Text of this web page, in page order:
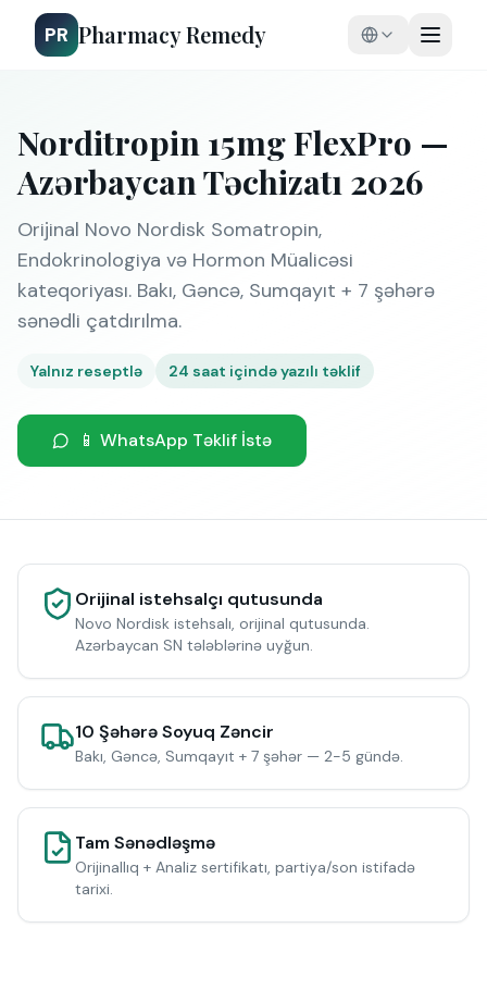
PR Pharmacy Remedy
Norditropin 15mg FlexPro —
Azərbaycan Təchizatı 2026
Orijinal Novo Nordisk Somatropin,
Endokrinologiya və Hormon Müalicəsi
kateqoriyası. Bakı, Gəncə, Sumqayıt + 7 şəhərə
sənədli çatdırılma.
Yalnız reseptlə 24 saat içində yazılı təklif
📱 WhatsApp Təklif İstə
Orijinal istehsalçı qutusunda
Novo Nordisk istehsalı, orijinal qutusunda.
Azərbaycan SN tələblərinə uyğun.
10 Şəhərə Soyuq Zəncir
Bakı, Gəncə, Sumqayıt + 7 şəhər — 2-5 gündə.
Tam Sənədləşmə
Orijinallıq + Analiz sertifikatı, partiya/son istifadə
tarixi.